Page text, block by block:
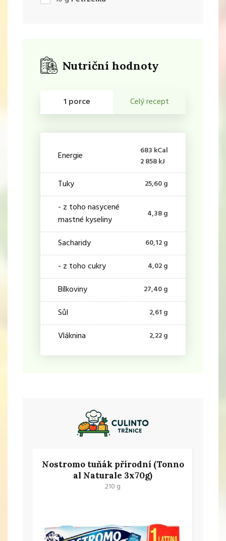
Nutriční hodnoty
1 porce Celý recept
Energie
683 kCal
2 858 kJ
Tuky 25,60 g
- z toho nasycené
mastné kyseliny
4,38 g
Sacharidy 60,12 g
- z toho cukry 4,02 g
Bílkoviny 27,40 g
Sůl 2,61 g
Vláknina 2,22 g
Nostromo tuňák přírodní (Tonno
al Naturale 3x70g)
210 g